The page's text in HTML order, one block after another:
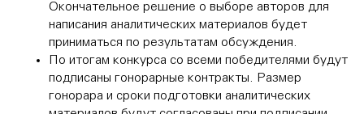
Окончательное решение о выборе авторов для
написания аналитических материалов будет
приниматься по результатам обсуждения.
По итогам конкурса со всеми победителями будут
подписаны гонорарные контракты. Размер
гонорара и сроки подготовки аналитических